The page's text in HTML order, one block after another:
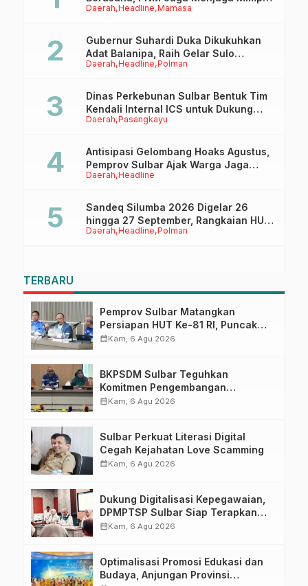
Daerah Headline Mamasa
Anaknya Untuk Menggapai Cita-Cita
Daerah Headline Polman
Gubernur Suhardi Duka Dikukuhkan
Adat Balanipa, Raih Gelar Sulo
Tappidena
Daerah Pasangkayu
Dinas Perkebunan Sulbar Bentuk Tim
Kendali Internal ICS untuk Dukung
Sertifikasi ISPO Pekebun di
Daerah Headline
Antisipasi Gelombang Hoaks Agustus,
Pemprov Sulbar Ajak Warga Jaga
Ruang Digital
Daerah Headline Polman
Sandeq Silumba 2026 Digelar 26
hingga 27 September, Rangkaian HUT
Sulbar
TERBARU
Pemprov Sulbar Matangkan
Persiapan HUT Ke-81 RI, Puncak
Upacara di Lapangan Ahmad
calendar_monthKam, 6 Agu 2026
BKPSDM Sulbar Teguhkan
Komitmen Pengembangan
Kompetensi ASN melalui
calendar_monthKam, 6 Agu 2026
Sulbar Perkuat Literasi Digital
Cegah Kejahatan Love Scamming
calendar_monthKam, 6 Agu 2026
Dukung Digitalisasi Kepegawaian,
DPMPTSP Sulbar Siap Terapkan
Aplikasi FLEKSI ASN
calendar_monthKam, 6 Agu 2026
Optimalisasi Promosi Edukasi dan
Budaya, Anjungan Provinsi